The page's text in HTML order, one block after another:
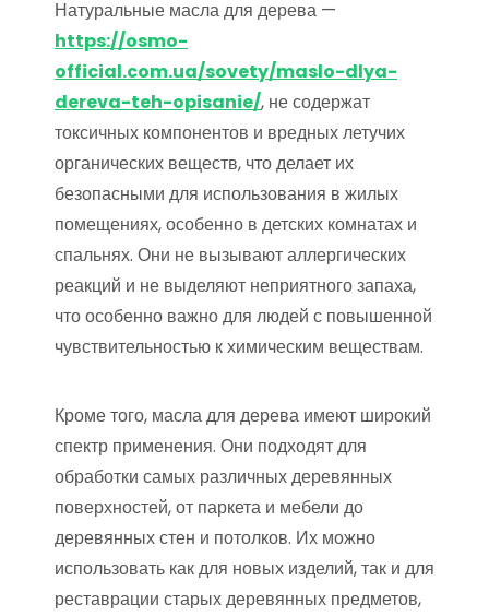
Натуральные масла для дерева —
https://osmo-
official.com.ua/sovety/maslo-dlya-
dereva-teh-opisanie/, не содержат
токсичных компонентов и вредных летучих
органических веществ, что делает их
безопасными для использования в жилых
помещениях, особенно в детских комнатах и
спальнях. Они не вызывают аллергических
реакций и не выделяют неприятного запаха,
что особенно важно для людей с повышенной
чувствительностью к химическим веществам.
Кроме того, масла для дерева имеют широкий
спектр применения. Они подходят для
обработки самых различных деревянных
поверхностей, от паркета и мебели до
деревянных стен и потолков. Их можно
использовать как для новых изделий, так и для
реставрации старых деревянных предметов,